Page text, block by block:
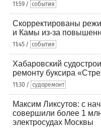
11:59 / события
Скорректированы
и Камы из-за
11:45 / события
Хабаровский
ремонту буксира
11:30 / судоремонт
Максим Ликсутов: с
совершили более 1
электросудах Москвы